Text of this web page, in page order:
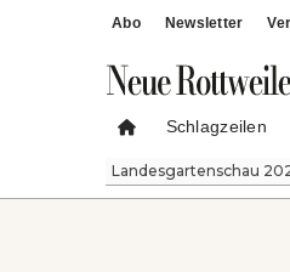
Abo Newsletter
Schlagzeilen
Landesgartenschau